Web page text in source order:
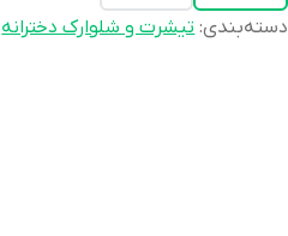
دسته‌بندی:تیشرت و شلوارک دخترانه